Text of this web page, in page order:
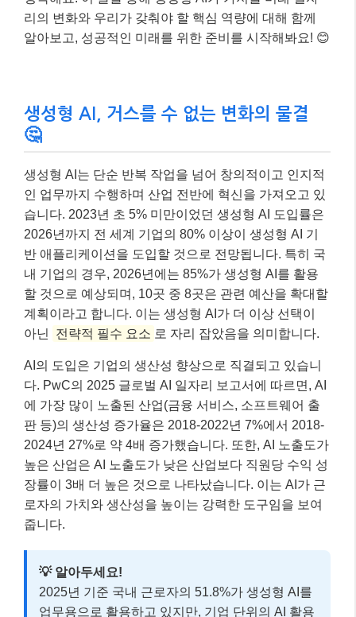
리의 변화와 우리가 갖춰야 할 핵심 역량에 대해 함께
알아보고, 성공적인 미래를 위한 준비를 시작해봐요! 😊
생성형 AI, 거스를 수 없는 변화의 물결
🤔
생성형 AI는 단순 반복 작업을 넘어 창의적이고 인지적
인 업무까지 수행하며 산업 전반에 혁신을 가져오고 있
습니다. 2023년 초 5% 미만이었던 생성형 AI 도입률은
2026년까지 전 세계 기업의 80% 이상이 생성형 AI 기
반 애플리케이션을 도입할 것으로 전망됩니다. 특히 국
내 기업의 경우, 2026년에는 85%가 생성형 AI를 활용
할 것으로 예상되며, 10곳 중 8곳은 관련 예산을 확대할
계획이라고 합니다. 이는 생성형 AI가 더 이상 선택이
아닌
전략적 필수 요소 로 자리 잡았음을 의미합니다.
AI의 도입은 기업의 생산성 향상으로 직결되고 있습니
다. PwC의 2025 글로벌 AI 일자리 보고서에 따르면, AI
에 가장 많이 노출된 산업(금융 서비스, 소프트웨어 출
판 등)의 생산성 증가율은 2018-2022년 7%에서 2018-
2024년 27%로 약 4배 증가했습니다. 또한, AI 노출도가
높은 산업은 AI 노출도가 낮은 산업보다 직원당 수익 성
장률이 3배 더 높은 것으로 나타났습니다. 이는 AI가 근
로자의 가치와 생산성을 높이는 강력한 도구임을 보여
줍니다.
💡 알아두세요!
2025년 기준 국내 근로자의 51.8%가 생성형 AI를
업무용으로 활용하고 있지만, 기업 단위의 AI 활용